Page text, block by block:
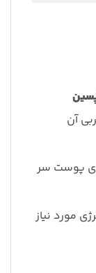
آن
پوست سر
مورد نیاز